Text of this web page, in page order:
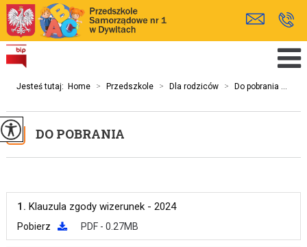
Jesteś tutaj: Home > Przedszkole > Dla rodziców > Do pobrania ...
DO POBRANIA
1. Klauzula zgody wizerunek - 2024
Pobierz PDF - 0.27MB